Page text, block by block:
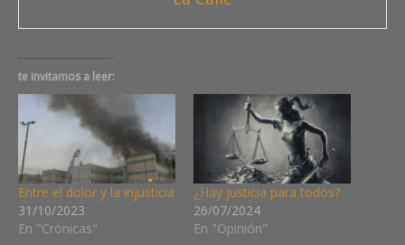
te invitamos a leer:
Entre el dolor y la injusticia
31/10/2023
En "Crónicas"
¿Hay justicia para todos?
26/07/2024
En "Opinión"